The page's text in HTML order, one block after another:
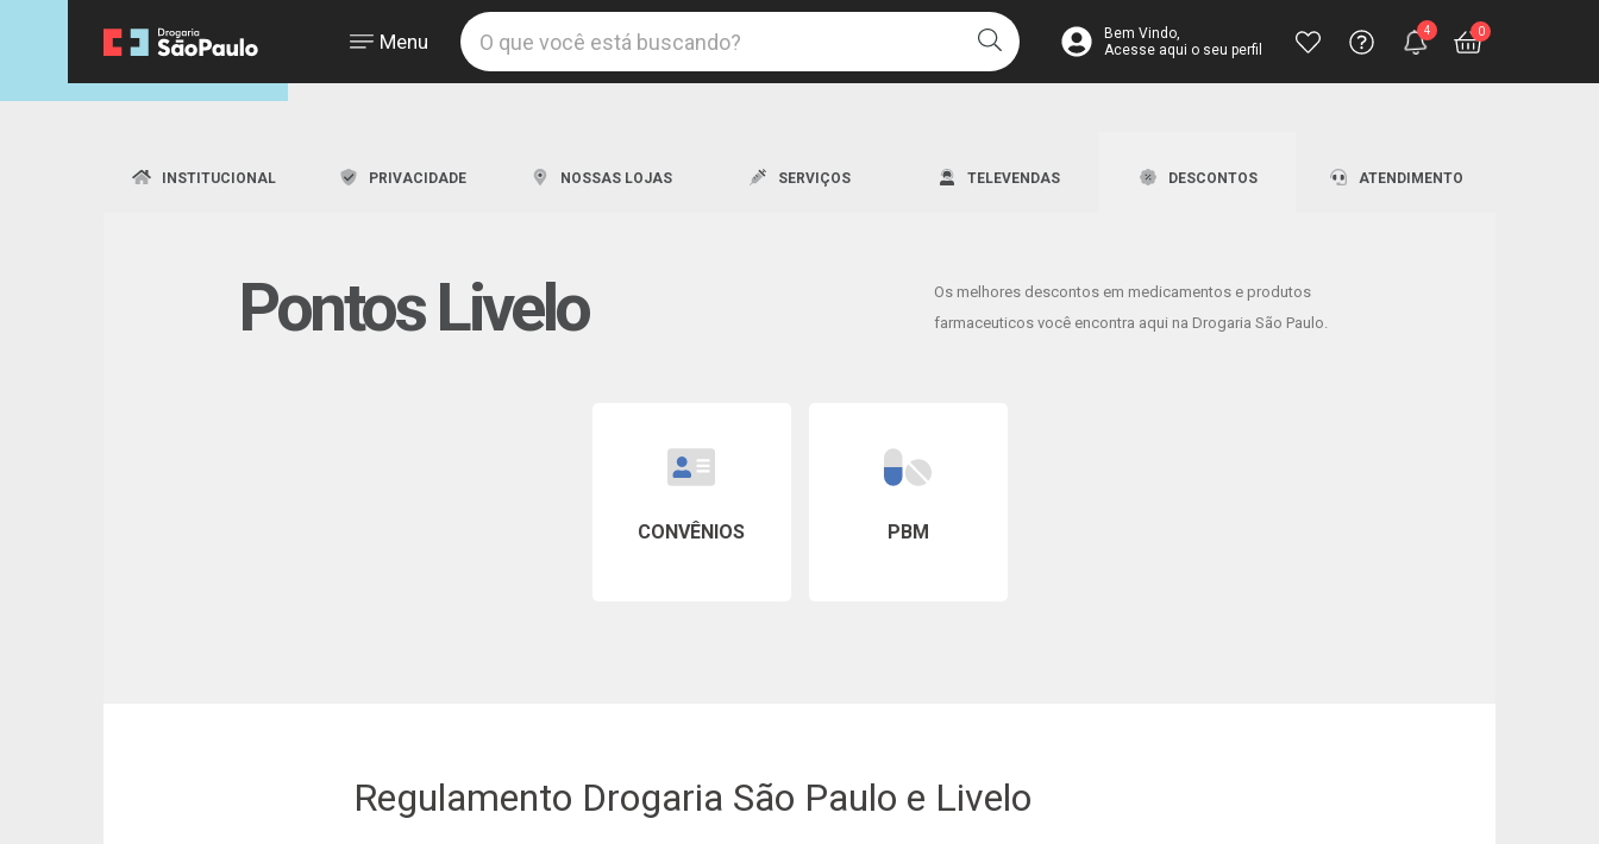
Menu
Bem Vindo,
Acesse aqui o seu perfil
Ajuda? Envie
Televendas
4
Os melhores perfumes estão aqui!
Descontos de até 50% OFF!
0
INSTITUCIONAL PRIVACIDADE NOSSAS LOJAS SERVIÇOS TELEVENDAS DESCONTOS ATENDIMENTO
Pontos Livelo
Os melhores descontos em medicamentos e produtos
farmaceuticos você encontra aqui na Drogaria São Paulo.
CONVÊNIOS PBM
Regulamento Drogaria São Paulo e Livelo